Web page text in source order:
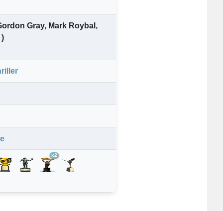
Gray, Mark Roybal ,
)
x2